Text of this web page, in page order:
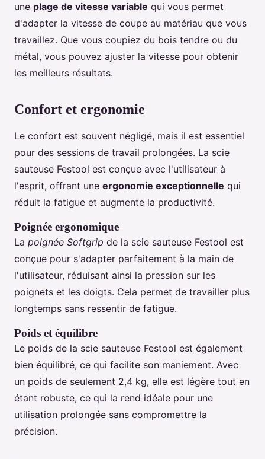
une plage de vitesse variable qui vous permet
d'adapter la vitesse de coupe au matériau que vous
travaillez. Que vous coupiez du bois tendre ou du
métal, vous pouvez ajuster la vitesse pour obtenir
les meilleurs résultats.
Confort et ergonomie
Le confort est souvent négligé, mais il est essentiel
pour des sessions de travail prolongées. La scie
sauteuse Festool est conçue avec l'utilisateur à
l'esprit, offrant une ergonomie exceptionnelle qui
réduit la fatigue et augmente la productivité.
Poignée ergonomique
La poignée Softgrip de la scie sauteuse Festool est
conçue pour s'adapter parfaitement à la main de
l'utilisateur, réduisant ainsi la pression sur les
poignets et les doigts. Cela permet de travailler plus
longtemps sans ressentir de fatigue.
Poids et équilibre
Le poids de la scie sauteuse Festool est également
bien équilibré, ce qui facilite son maniement. Avec
un poids de seulement 2,4 kg, elle est légère tout en
étant robuste, ce qui la rend idéale pour une
utilisation prolongée sans compromettre la
précision.